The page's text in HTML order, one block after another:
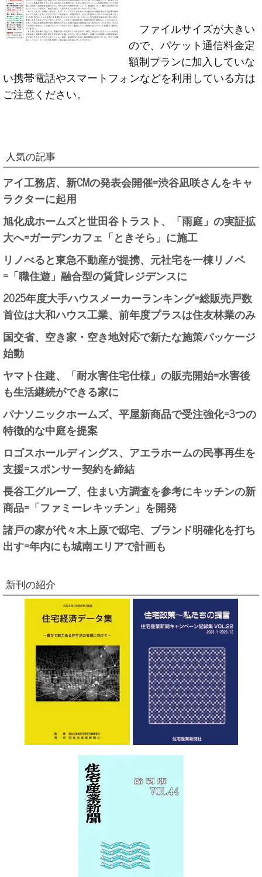
ファイルサイズが大きい
ので、パケット通信料金定
額制プランに加入していな
い携帯電話やスマートフォンなどを利用している方は
ご注意ください。
人気の記事
アイ工務店、新CMの発表会開催=渋谷凪咲さんをキャ
ラクターに起用
旭化成ホームズと世田谷トラスト、「雨庭」の実証拡
大へ=ガーデンカフェ「ときそら」に施工
リノべると東急不動産が提携、元社宅を一棟リノベ
=「職住遊」融合型の賃貸レジデンスに
2025年度大手ハウスメーカーランキング=総販売戸数
首位は大和ハウス工業、前年度プラスは住友林業のみ
国交省、空き家・空き地対応で新たな施策パッケージ
始動
ヤマト住建、「耐水害住宅仕様」の販売開始=水害後
も生活継続ができる家に
パナソニックホームズ、平屋新商品で受注強化=3つの
特徴的な中庭を提案
ロゴスホールディングス、アエラホームの民事再生を
支援=スポンサー契約を締結
長谷工グループ、住まい方調査を参考にキッチンの新
商品=「ファミーレキッチン」を開発
諸戸の家が代々木上原で邸宅、ブランド明確化を打ち
出す=年内にも城南エリアで計画も
新刊の紹介